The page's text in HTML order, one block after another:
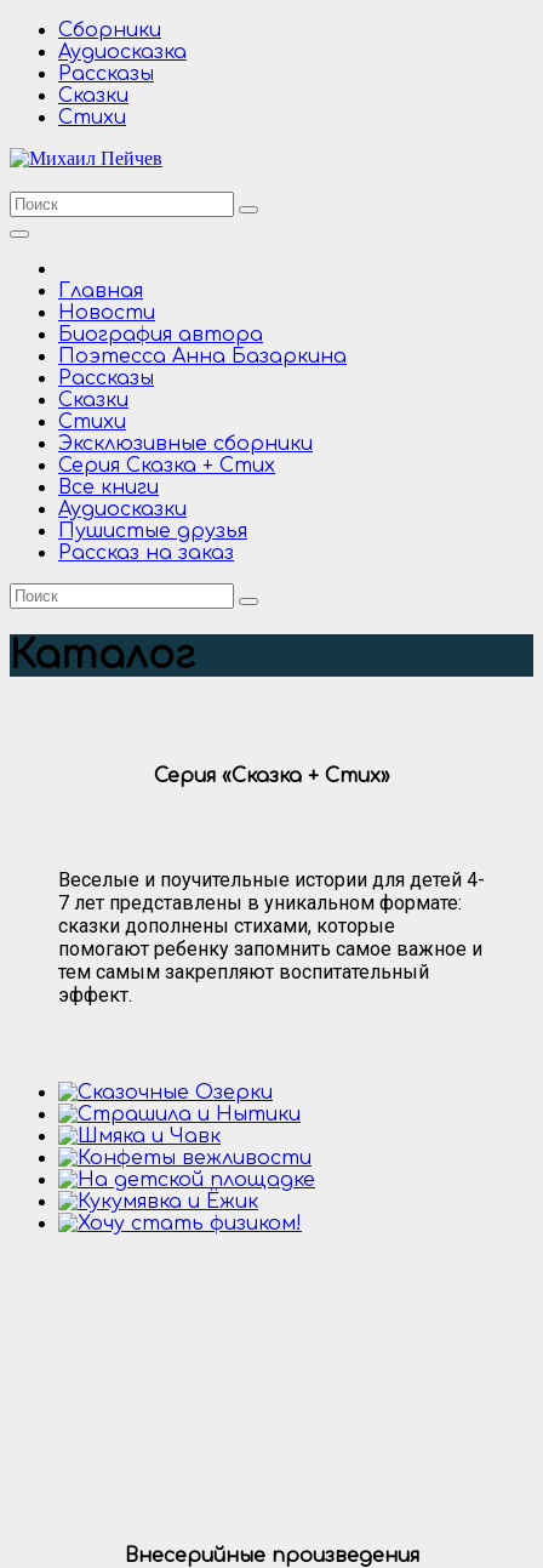
Перейти
содержимому
Сборники
Аудиосказка
Рассказы
Сказки
Стихи
Главная
Новости
Биография автора
Поэтесса Анна Базаркина
Рассказы
Сказки
Стихи
Эксклюзивные сборники
Серия Сказка + Стих
Все книги
Аудиосказки
Пушистые друзья
Рассказ на заказ
Каталог
Серия «Сказка + Стих»
Веселые и поучительные истории для детей 4-
7 лет представлены в уникальном формате:
сказки дополнены стихами, которые
помогают ребенку запомнить самое важное и
тем самым закрепляют воспитательный
эффект.
Внесерийные произведения